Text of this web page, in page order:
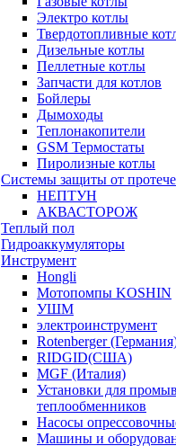
Электро котлы
Твердотопливные
Дизельные котлы
Пеллетные котлы
Запчасти для котлов
Бойлеры
Дымоходы
Теплонакопители
GSM Термостаты
Пиролизные котлы
Системы защиты от
НЕПТУН
АКВАСТОРОЖ
Теплый пол
Гидроаккумуляторы
Инструмент
Hongli
Мотопомпы KOSHIN
УШМ
электроинструмент
Rotenberger
RIDGID(США)
MGF (Италия)
Установки для
теплообменников
Насосы
Машины и